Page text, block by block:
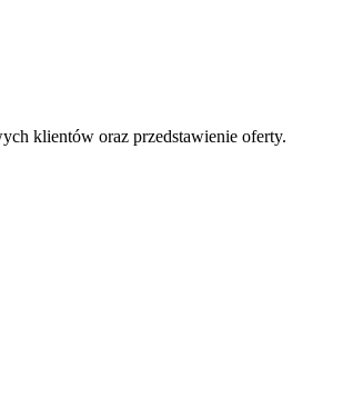
klientów oraz przedstawienie oferty.